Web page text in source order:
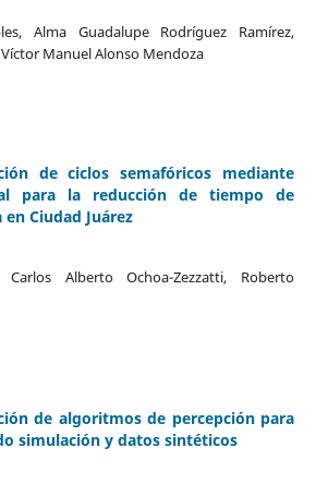
Alma Guadalupe Rodríguez Ramírez,
Manuel Alonso Mendoza
de ciclos semafóricos mediante
para la reducción de tiempo de
Ciudad Juárez
Alberto Ochoa-Zezzatti, Roberto
de algoritmos de percepción para
simulación y datos sintéticos